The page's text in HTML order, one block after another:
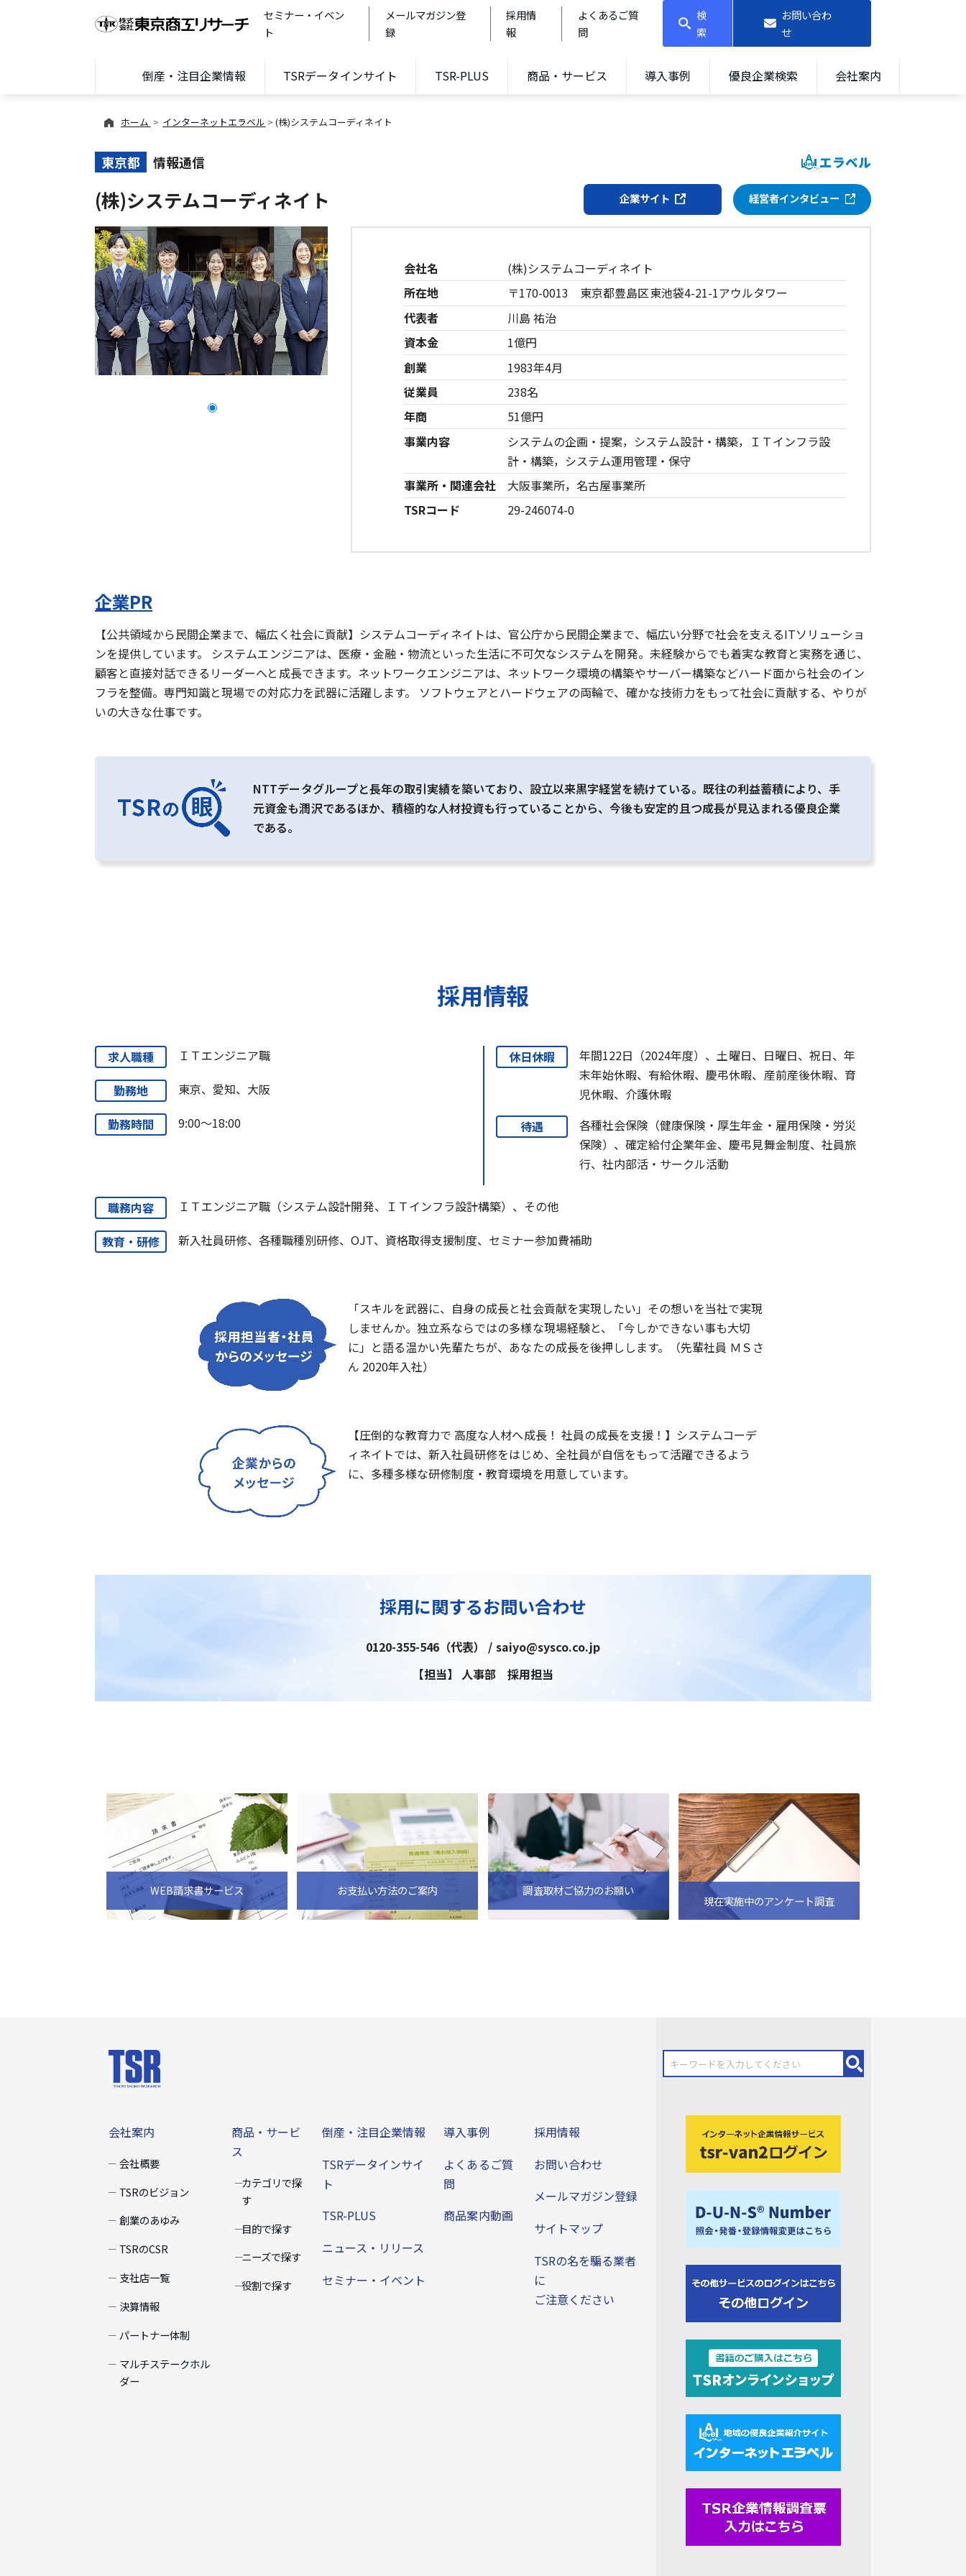
セミナー・イベン
ト
メールマガジン登
録
採用情
報
よくあるご質
問
検
索
お問い合わ
せ
倒産・注目企業情報 TSRデータインサイト TSR-PLUS 商品・サービス 導入事例 優良企業検索 会社案内
ホーム インターネットエラベル (株)システムコーディネイト
東京都 情報通信 エラベル
(株)システムコーディネイト 企業サイト 経営者インタビュー
会社名
(株)システムコーディネイト
所在地
〒170-0013 東京都豊島区東池袋4-21-1アウルタワー
代表者
川島 祐治
資本金
1億円
創業
1983年4月
従業員
238名
年商
51億円
事業内容
システムの企画・提案，システム設計・構築，ＩＴインフラ設
計・構築，システム運用管理・保守
事業所・関連会社
大阪事業所，名古屋事業所
TSRコード
29-246074-0
企業PR
【公共領域から民間企業まで、幅広く社会に貢献】システムコーディネイトは、官公庁から民間企業まで、幅広い分野で社会を支えるITソリューショ
ンを提供しています。 システムエンジニアは、医療・金融・物流といった生活に不可欠なシステムを開発。未経験からでも着実な教育と実務を通じ、
顧客と直接対話できるリーダーへと成長できます。ネットワークエンジニアは、ネットワーク環境の構築やサーバー構築などハード面から社会のイン
フラを整備。専門知識と現場での対応力を武器に活躍します。 ソフトウェアとハードウェアの両輪で、確かな技術力をもって社会に貢献する、やりが
いの大きな仕事です。
NTTデータグループと長年の取引実績を築いており、設立以来黒字経営を続けている。既往の利益蓄積により、手
元資金も潤沢であるほか、積極的な人材投資も行っていることから、今後も安定的且つ成長が見込まれる優良企業
である。
採用情報
求人職種 ＩＴエンジニア職
勤務地 東京、愛知、大阪
勤務時間 9:00～18:00
休日休暇
年間122日（2024年度）、土曜日、日曜日、祝日、年
末年始休暇、有給休暇、慶弔休暇、産前産後休暇、育
児休暇、介護休暇
待遇
各種社会保険（健康保険・厚生年金・雇用保険・労災
保険）、確定給付企業年金、慶弔見舞金制度、社員旅
行、社内部活・サークル活動
職務内容 ＩＴエンジニア職（システム設計開発、ＩＴインフラ設計構築）、その他
教育・研修 新入社員研修、各種職種別研修、OJT、資格取得支援制度、セミナー参加費補助
「スキルを武器に、自身の成長と社会貢献を実現したい」その想いを当社で実現
しませんか。独立系ならではの多様な現場経験と、「今しかできない事も大切
に」と語る温かい先輩たちが、あなたの成長を後押しします。（先輩社員 ＭＳさ
ん 2020年入社）
【圧倒的な教育力で 高度な人材へ成長！ 社員の成長を支援！】システムコーデ
ィネイトでは、新入社員研修をはじめ、全社員が自信をもって活躍できるよう
に、多種多様な研修制度・教育環境を用意しています。
採用に関するお問い合わせ
0120-355-546（代表） / saiyo@sysco.co.jp
【担当】 人事部 採用担当
WEB請求書サービス お支払い方法のご案内 調査取材ご協力のお願い
現在実施中のアンケート調査
会社案内
会社概要
TSRのビジョン
創業のあゆみ
TSRのCSR
支社店一覧
決算情報
パートナー体制
マルチステークホル
ダー
商品・サービ
ス
カテゴリで探
す
目的で探す
ニーズで探す
役割で探す
倒産・注目企業情報
TSRデータインサイ
ト
TSR-PLUS
ニュース・リリース
セミナー・イベント
導入事例
よくあるご質
問
商品案内動画
採用情報
お問い合わせ
メールマガジン登録
サイトマップ
TSRの名を騙る業者
に
ご注意ください